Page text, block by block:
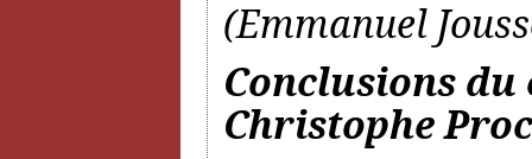
(Emmanuel
Conclusions du
Christophe